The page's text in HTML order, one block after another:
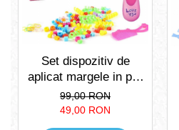
Set dispozitiv de
aplicat margele in par
91 piese, +5 ani,
35.5x5.5x25cm
99,00 RON
49,00 RON